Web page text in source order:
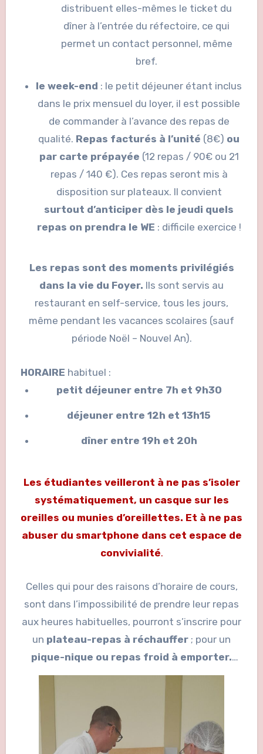
distribuent elles-mêmes le ticket du
dîner à l’entrée du réfectoire, ce qui
permet un contact personnel, même
bref.
le week-end : le petit déjeuner étant inclus
dans le prix mensuel du loyer, il est possible
de commander à l’avance des repas de
qualité. Repas facturés à l’unité (8€) ou
par carte prépayée (12 repas / 90€ ou 21
repas / 140 €). Ces repas seront mis à
disposition sur plateaux. Il convient
surtout d’anticiper dès le jeudi quels
repas on prendra le WE : difficile exercice !
Les repas sont des moments privilégiés
dans la vie du Foyer. Ils sont servis au
restaurant en self-service, tous les jours,
même pendant les vacances scolaires (sauf
période Noël – Nouvel An).
HORAIRE habituel :
petit déjeuner entre 7h et 9h30
déjeuner entre 12h et 13h15
dîner entre 19h et 20h
Les étudiantes veilleront à ne pas s’isoler
systématiquement, un casque sur les
oreilles ou munies d’oreillettes. Et à ne pas
abuser du smartphone dans cet espace de
convivialité.
Celles qui pour des raisons d’horaire de cours,
sont dans l’impossibilité de prendre leur repas
aux heures habituelles, pourront s’inscrire pour
un plateau-repas à réchauffer ; pour un
pique-nique ou repas froid à emporter.
Elles veilleront àanticiperleur demande
écrite sur les listes ad hoc de façon que le suivi
soit assuré sans précipitation par l’équipe de
restauration.